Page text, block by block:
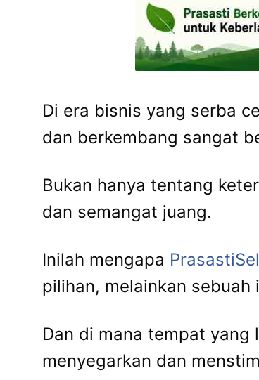
Di era bisnis yang serba
dan berkembang sangat
Bukan hanya tentang
dan semangat juang.
Inilah mengapa
pilihan, melainkan sebuah
Dan di mana tempat
menyegarkan dan